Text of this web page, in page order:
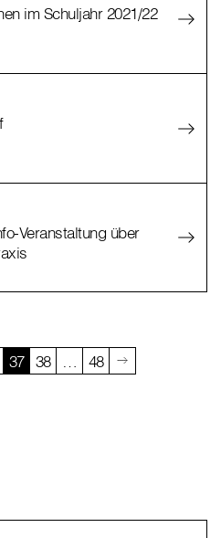
im Schuljahr 2021/22
Veranstaltung über
37 38 48